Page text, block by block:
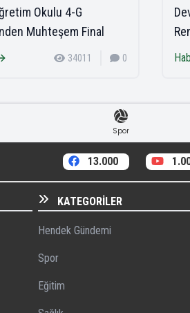
Okulu 4-G
Muhteşem Final
34011 0
Spor
13.000
KATEGORILER
Hendek Gündemi
Spor
Eğitim